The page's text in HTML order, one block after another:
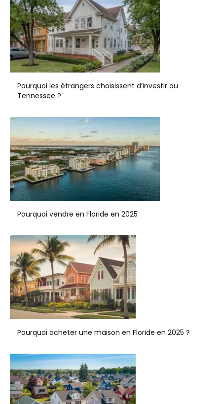
Pourquoi les étrangers choisissent d’investir au
Tennessee ?
Pourquoi vendre en Floride en 2025
Pourquoi acheter une maison en Floride en 2025 ?